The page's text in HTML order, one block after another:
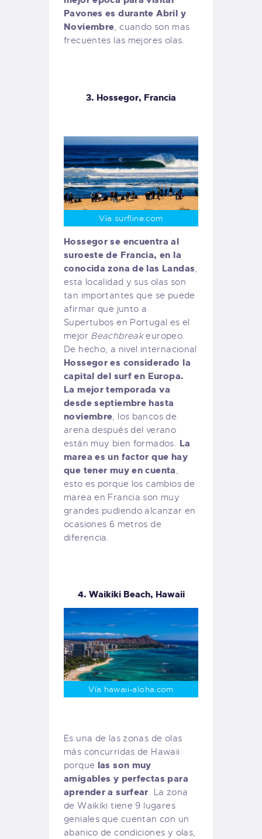
Pavones es durante Abril y
Noviembre, cuando son mas
frecuentes las mejores olas.
3. Hossegor, Francia
Vía surfline.com
Hossegor se encuentra al
suroeste de Francia, en la
conocida zona de las Landas,
esta localidad y sus olas son
tan importantes que se puede
afirmar que junto a
Supertubos en Portugal es el
mejor Beachbreakeuropeo.
De hecho, a nivel internacional
Hossegor es considerado la
capital del surf en Europa.
La mejor temporada va
desde septiembre hasta
noviembre, los bancos de
arena después del verano
están muy bien formados. La
marea es un factor que hay
que tener muy en cuenta,
esto es porque los cambios de
marea en Francia son muy
grandes pudiendo alcanzar en
ocasiones 6 metros de
diferencia.
4. Waikiki Beach, Hawaii
Vía hawaii-aloha.com
Es una de las zonas de olas
más concurridas de Hawaii
porque las son muy
amigables y perfectas para
aprender a surfear. La zona
de Waikiki tiene 9 lugares
geniales que cuentan con un
abanico de condiciones y olas,